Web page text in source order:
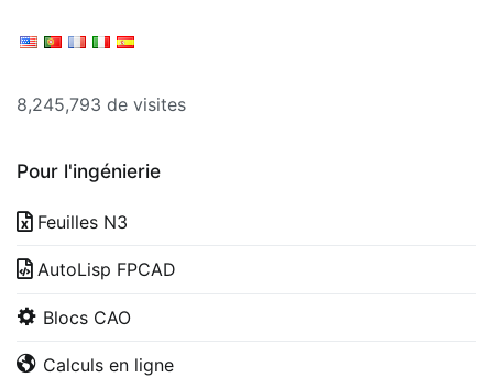
8,245,793 de visites
Pour l'ingénierie
Feuilles N3
AutoLisp FPCAD
Blocs CAO
Calculs en ligne